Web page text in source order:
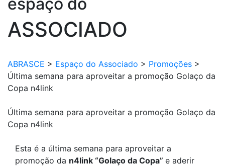
ASSOCIADO
ABRASCE > Espaço do Associado > Promoções >
Última semana para aproveitar a promoção Golaço da
Copa n4link
Última semana para aproveitar a promoção Golaço da
Copa n4link
Esta é a última semana para aproveitar a
promoção da n4link “Golaço da Copa” e aderir